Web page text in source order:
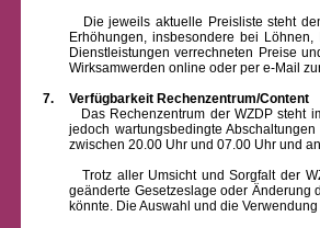
Die jeweils aktuelle Preisliste steht dem
Erhöhungen, insbesondere bei
Dienstleistungen verrechneten Preise
Wirksamwerden online oder per e-Mail
7.
Verfügbarkeit Rechenzentrum/Content
Das Rechenzentrum der WZDP steht im
jedoch wartungsbedingte
zwischen 20.00 Uhr und 07.00 Uhr und
Trotz aller Umsicht und Sorgfalt der
geänderte Gesetzeslage oder Änderung
könnte. Die Auswahl und die